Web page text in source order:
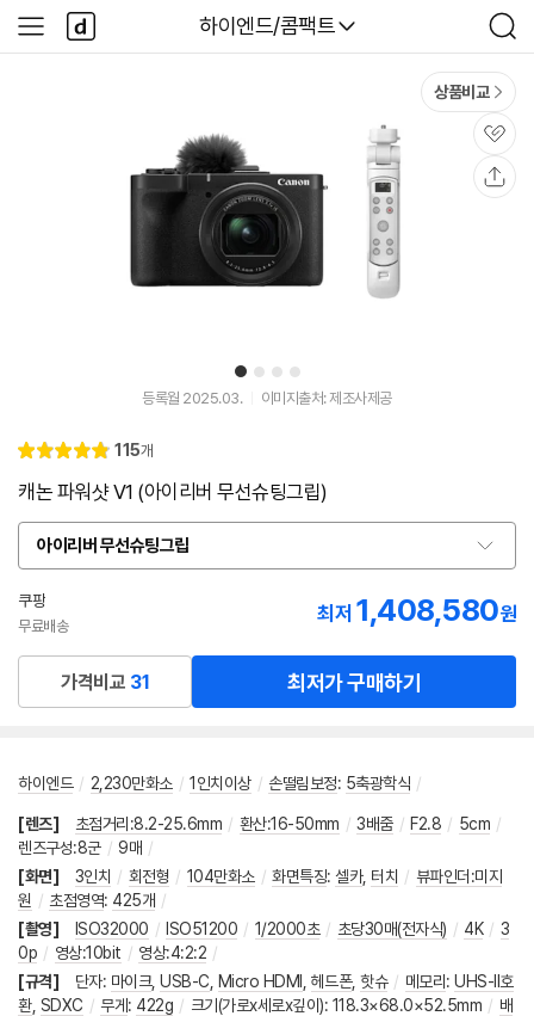
다나와
하이엔드/콤팩트
검
색
사
이
다
나
와
1 2 3 4
상품비교
관
심
등록월 2025.03. 이미지출처: 제조사제공
별
점
4.
리
115개
캐논 파워샷 V1 (아이리버 무선슈팅그립)
아이리버 무선슈팅그립
옵
션
선
택
쿠팡
무료배송
최저 1,408,580원
가격비교 31 최저가 구매하기
하이엔드 / 2,230만화소 / 1인치이상 / 손떨림보정: 5축광학식 /
[렌즈] 초점거리:8.2-25.6mm / 환산:16-50mm / 3배줌 / F2.8 / 5cm /
렌즈구성:8군 / 9매 /
[화면]
3인치 / 회전형 / 104만화소 / 화면특징: 셀카, 터치 / 뷰파인더:미지
원 / 초점영역: 425개 /
[촬영]
ISO32000 / ISO51200 / 1/2000초 / 초당30매(전자식) / 4K / 3
0p / 영상:10bit / 영상:4:2:2 /
[규격]
단자: 마이크, USB-C Micro HDMI 헤드폰, 핫슈 / 메모리: UHS-II호
환, SDXC / 무게 : 422g / 크기(가로x세로x깊이): 118.3×68.0×52.5mm / 배